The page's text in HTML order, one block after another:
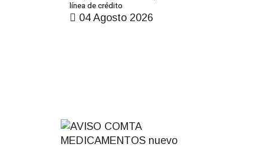
línea de crédito
04 Agosto 2026